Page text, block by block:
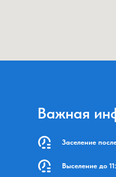
Важная
Выселение до
Заселение